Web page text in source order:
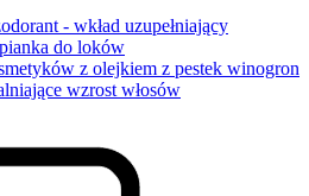
- wkład uzupełniający
do loków
z olejkiem z pestek winogron
wzrost włosów